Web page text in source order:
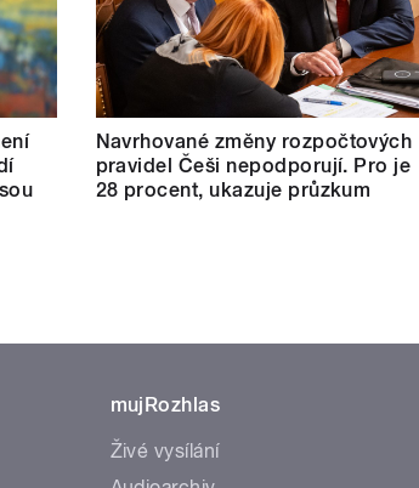
Navrhované změny rozpočtových
pravidel Češi nepodporují. Pro je
28 procent, ukazuje průzkum
mujRozhlas
Živé vysílání